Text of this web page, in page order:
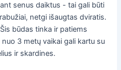
senus daiktus - tai gali būti
netgi išaugtas dviratis.
būdas tinka ir patiems
3 metų vaikai gali kartu su
ir skardines.